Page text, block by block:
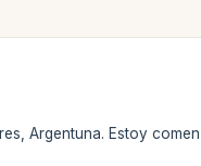
Argentuna. Estoy